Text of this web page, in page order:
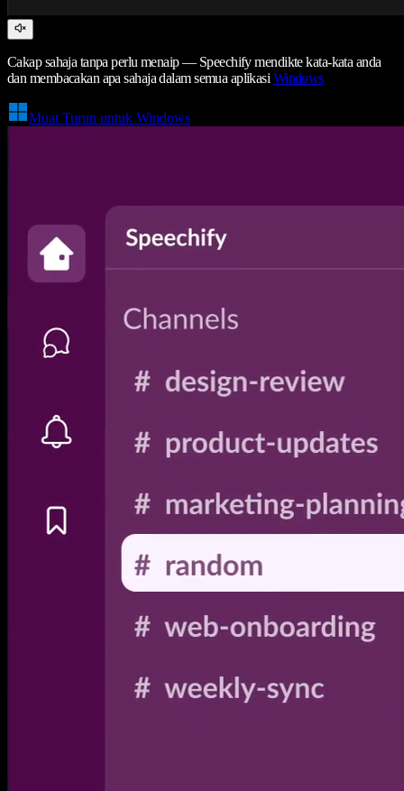
Cakap sahaja tanpa perlu menaip — Speechify mendikte kata-kata anda
dan membacakan apa sahaja dalam semua aplikasi Windows
Muat Turun untuk Windows